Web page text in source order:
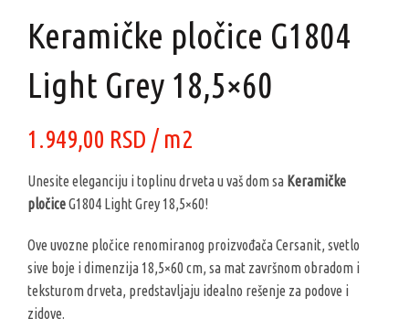
Keramičke pločice G1804
Light Grey 18,5×60
1.949,00 RSD / m2
Unesite eleganciju i toplinu drveta u vaš dom sa Keramičke
pločiceG1804 Light Grey 18,5×60!
Ove uvozne pločice renomiranog proizvođača Cersanit, svetlo
sive boje i dimenzija 18,5×60 cm, sa mat završnom obradom i
teksturom drveta, predstavljaju idealno rešenje za podove i
zidove.